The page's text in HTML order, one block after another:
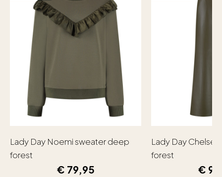
Lady Day Noemi sweater deep
forest
€ 79,95
Lady Day
forest
€